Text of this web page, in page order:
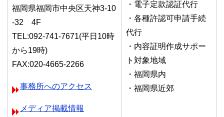
福岡県福岡市中央区天神3-10
-32 4F
TEL:092-741-7671(平日10時
から19時)
FAX:020-4665-2266
事務所へのアクセス
メディア掲載情報
・電子定款認証代行
・各種許認可申請手続
代行
・内容証明作成サポー
ト対象地域
・福岡県内
・福岡県近郊